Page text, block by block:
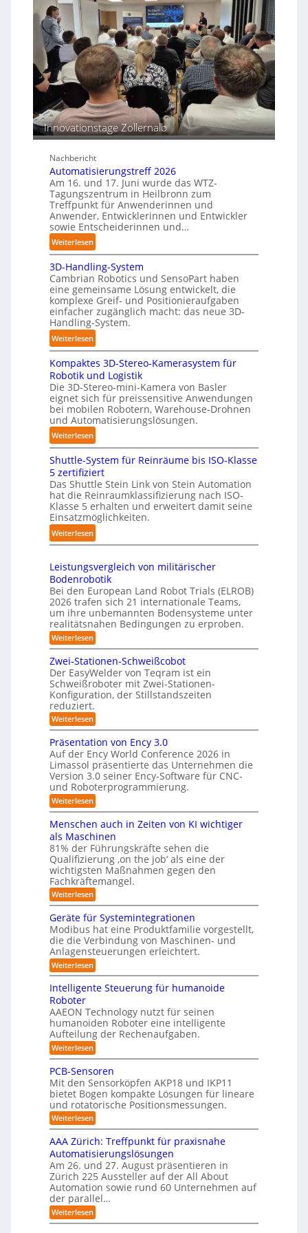
T
e
a
c
h
e
n
a
c
h
n
n
p
e
C
o
b
o
t
r
s
o
n
e
s
t
d
i
g
e
P
o
l
y
m
e
r
l
a
g
e
r
f
ü
r
T
a
c
h
r
o
b
o
t
r
Innovationstage Zollernalb
Nachbericht
Automatisierungstreff 2026
Am 16. und 17. Juni wurde das WTZ-
Tagungszentrum in Heilbronn zum
Treffpunkt für Anwenderinnen und
Anwender, Entwicklerinnen und Entwickler
sowie Entscheiderinnen und…
Weiterlesen:
A
u
t
o
m
a
t
i
s
i
e
r
u
n
g
s
t
r
e
f
f
2
0
6
3D-Handling-System
Cambrian Robotics und SensoPart haben
eine gemeinsame Lösung entwickelt, die
komplexe Greif- und Positionieraufgaben
einfacher zugänglich macht: das neue 3D-
Handling-System.
Weiterlesen:
3
D
-
H
a
n
d
l
n
g
-
S
y
s
t
m
Kompaktes 3D-Stereo-Kamerasystem für
Robotik und Logistik
Die 3D-Stereo-mini-Kamera von Basler
eignet sich für preissensitive Anwendungen
bei mobilen Robotern, Warehouse-Drohnen
und Automatisierungslösungen.
Weiterlesen:
K
o
m
p
a
k
t
e
3
D
-
S
t
e
r
e
o
-
K
a
m
r
a
s
y
s
t
e
m
f
ü
r
R
o
b
o
t
i
k
u
d
L
o
g
i
s
t
i
k
Shuttle-System für Reinräume bis ISO-Klasse
5 zertifiziert
Das Shuttle Stein Link von Stein Automation
hat die Reinraumklassifizierung nach ISO-
Klasse 5 erhalten und erweitert damit seine
Einsatzmöglichkeiten.
Weiterlesen:
S
u
t
t
l
e
-
S
y
s
t
e
m
f
ü
r
R
e
i
n
ä
u
m
e
b
i
I
S
O
-
K
l
s
s
e
5
z
e
r
t
i
f
i
z
i
e
r
t
Leistungsvergleich von militärischer
Bodenrobotik
Bei den European Land Robot Trials (ELROB)
2026 trafen sich 21 internationale Teams,
um ihre unbemannten Bodensysteme unter
realitätsnahen Bedingungen zu erproben.
Weiterlesen:
L
e
i
s
t
u
g
s
v
e
r
g
l
e
i
c
h
v
o
n
m
i
l
i
t
ä
r
i
s
c
h
e
r
B
o
d
n
r
o
b
o
t
i
k
Zwei-Stationen-Schweißcobot
Der EasyWelder von Teqram ist ein
Schweißroboter mit Zwei-Stationen-
Konfiguration, der Stillstandszeiten
reduziert.
Weiterlesen:
Z
w
e
i
-
S
t
a
t
i
o
n
e
n
-
S
c
h
w
i
ß
c
o
b
o
t
Präsentation von Ency 3.0
Auf der Ency World Conference 2026 in
Limassol präsentierte das Unternehmen die
Version 3.0 seiner Ency-Software für CNC-
und Roboterprogrammierung.
Weiterlesen:
P
ä
s
e
n
t
a
t
i
o
n
v
o
n
E
n
c
y
3
0
Menschen auch in Zeiten von KI wichtiger
als Maschinen
81% der Führungskräfte sehen die
Qualifizierung ‚on the job‘ als eine der
wichtigsten Maßnahmen gegen den
Fachkräftemangel.
Weiterlesen:
M
n
s
c
h
e
n
u
h
i
n
Z
e
i
t
e
n
v
o
n
K
w
i
c
h
t
i
g
e
r
Geräte für Systemintegrationen
Modibus hat eine Produktfamilie vorgestellt,
die die Verbindung von Maschinen- und
Anlagensteuerungen erleichtert.
Weiterlesen:
G
e
r
t
e
f
ü
r
S
y
s
t
e
m
i
n
t
e
g
r
a
t
i
o
n
e
Intelligente Steuerung für humanoide
Roboter
AAEON Technology nutzt für seinen
humanoiden Roboter eine intelligente
Aufteilung der Rechenaufgaben.
Weiterlesen:
I
t
e
l
l
i
g
n
t
e
S
t
e
u
e
r
PCB-Sensoren
Mit den Sensorköpfen AKP18 und IKP11
bietet Bogen kompakte Lösungen für lineare
und rotatorische Positionsmessungen.
Weiterlesen:
P
C
B
-
S
e
n
s
o
r
e
AAA Zürich: Treffpunkt für praxisnahe
Automatisierungslösungen
Am 26. und 27. August präsentieren in
Zürich 225 Aussteller auf der All About
Automation sowie rund 60 Unternehmen auf
der parallel…
Weiterlesen:
A